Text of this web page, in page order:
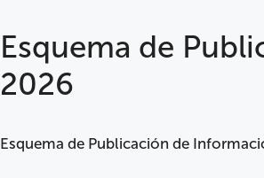
Esquema de
2026
Esquema de Publicación de